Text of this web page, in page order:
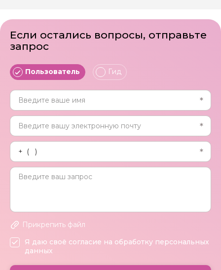
Если остались вопросы, отправьте
запрос
Пользователь Гид
Прикрепить файл
Я даю своё согласие на обработку персональных
данных